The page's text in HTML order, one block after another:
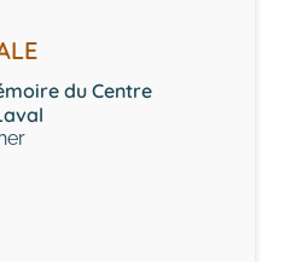
du Centre